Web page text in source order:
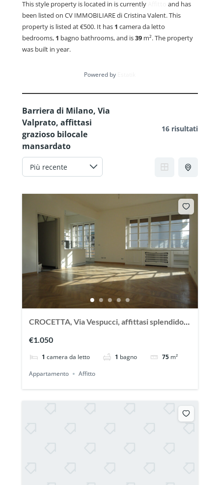
This style property is located in is currently
and has
been listed on CV IMMOBILIARE di Cristina Valent. This
property is listed at €500. It has 1 camera da letto
bedrooms, 1 bagno bathrooms, and is39 m². The property
was built in year.
Powered by
Barriera di Milano, Via
Valprato, affittasi
grazioso bilocale
mansardato
16 risultati
CROCETTA, Via Vespucci, affittasi splendido
€1.050
1 camera da letto 1 bagno 75 m²
Appartamento
Affitto